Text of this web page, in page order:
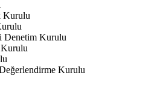
Kurulu
Denetim Kurulu
Kurulu